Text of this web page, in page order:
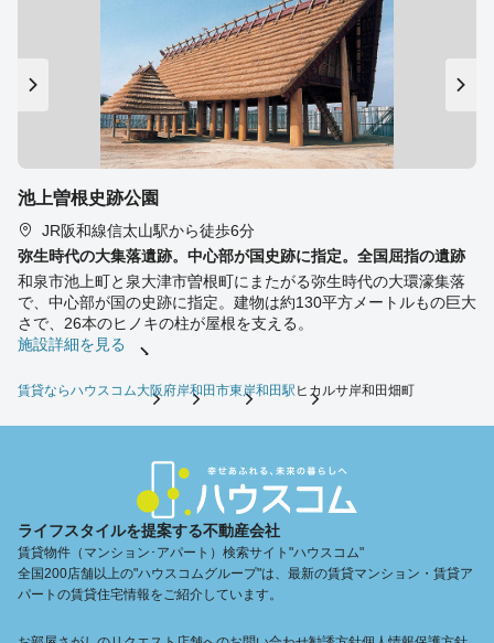
池上曽根史跡公園
JR阪和線信太山駅から徒歩6分
弥生時代の大集落遺跡。中心部が国史跡に指定。全国屈指の遺跡
和泉市池上町と泉大津市曽根町にまたがる弥生時代の大環濠集落
で、中心部が国の史跡に指定。建物は約130平方メートルもの巨大
さで、26本のヒノキの柱が屋根を支える。
施設詳細を見る
賃貸ならハウスコム大阪府岸和田市東岸和田駅 ヒカルサ岸和田畑町
ライフスタイルを提案する不動産会社
賃貸物件（マンション･アパート）検索サイト"ハウスコム"
全国200店舗以上の"ハウスコムグループ"は、最新の賃貸マンション・賃貸ア
パートの賃貸住宅情報をご紹介しています。